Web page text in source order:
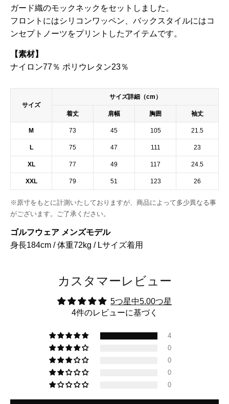
ガード織のモックネックをセットしました。
フロントにはシリコンワッペン、バックスタイルにはコ
ンセプトノーツをプリントしたアイテムです。
【素材】
ナイロン77％ ポリウレタン23％
サイズ
サイズ詳細（cm）
着丈 肩幅 胸囲 袖丈
M 73 45 105 21.5
L 75 47 111 23
XL 77 49 117 24.5
XXL 79 51 123 26
※原寸をもとに計測いたしておりますが、商品によって多少異なる事
がございます。ご了承ください。
ゴルフウェア メンズモデル
身長184cm / 体重72kg / Lサイズ着用
カスタマーレビュー
5つ星中5.00つ星
4件のレビューに基づく
4
0
0
0
0